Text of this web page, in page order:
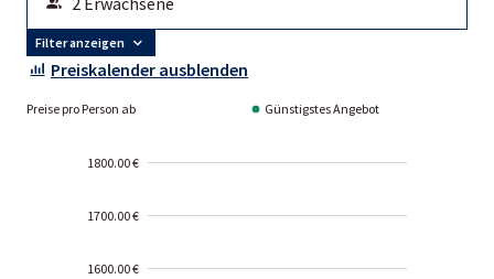
Filter anzeigen
Preiskalender ausblenden
Preise pro Person ab Günstigstes Angebot
1800.00 €
1700.00 €
1600.00 €